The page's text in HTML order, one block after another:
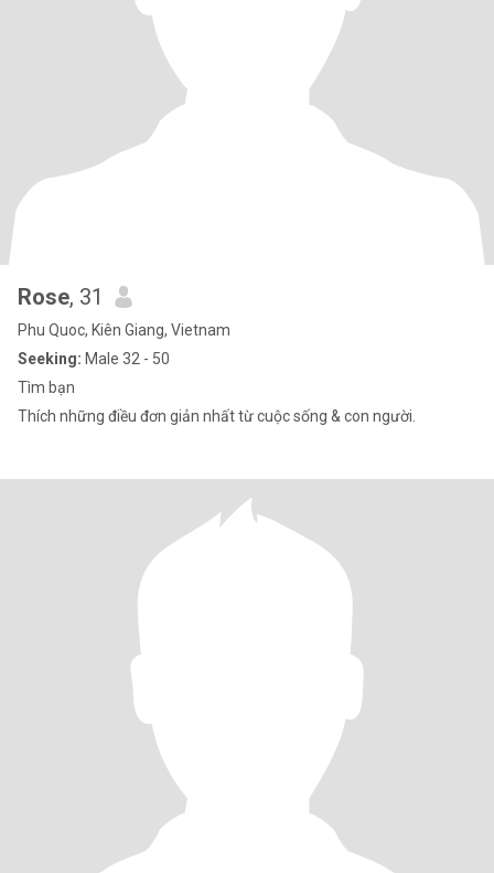
Rose, 31
Phu Quoc, Kiên Giang, Vietnam
Seeking: Male 32 - 50
Tìm bạn
Thích những điều đơn giản nhất từ cuộc sống & con người.